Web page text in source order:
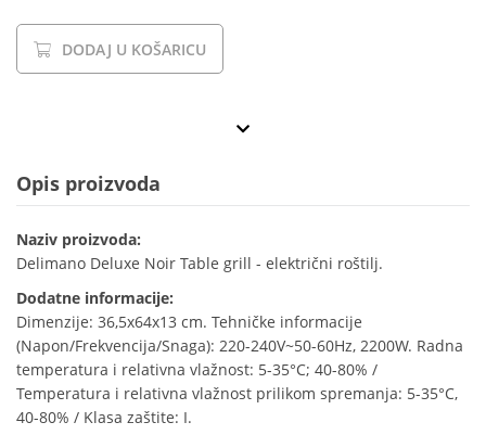
DODAJ U KOŠARICU
Opis proizvoda
Naziv proizvoda:
Delimano Deluxe Noir Table grill - električni roštilj.
Dodatne informacije:
Dimenzije: 36,5x64x13 cm. Tehničke informacije
(Napon/Frekvencija/Snaga): 220-240V~50-60Hz, 2200W. Radna
temperatura i relativna vlažnost: 5-35°C; 40-80% /
Temperatura i relativna vlažnost prilikom spremanja: 5-35°C,
40-80% / Klasa zaštite: I.